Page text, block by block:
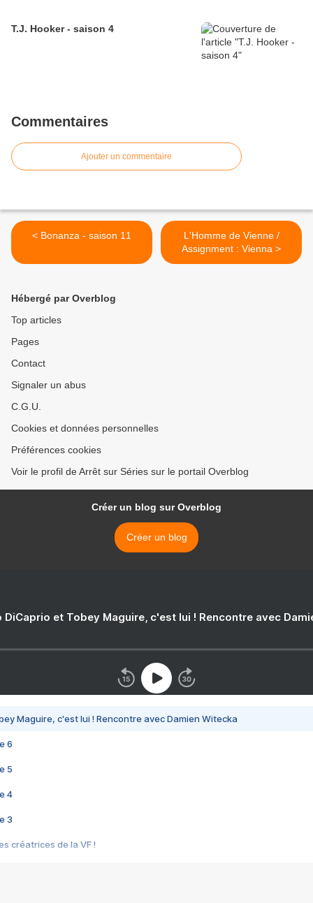
T.J. Hooker - saison 4
Commentaires
Ajouter un commentaire
< Bonanza - saison 11
L'Homme de Vienne /
Assignment : Vienna >
Hébergé par Overblog
Top articles
Pages
Contact
Signaler un abus
C.G.U.
Cookies et données personnelles
Préférences cookies
Voir le profil de Arrêt sur Séries sur le portail Overblog
Créer un blog sur Overblog
Créer un blog
DiCaprio et Tobey Maguire, c'est lui ! Rencontre avec
Maguire, c'est lui ! Rencontre avec Damien Witecka
6
5
4
3
créatrices de la VF !